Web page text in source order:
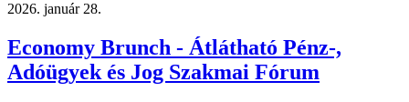
2026. január 28.
Economy Brunch - Átlátható Pénz-,
Adóügyek és Jog Szakmai Fórum